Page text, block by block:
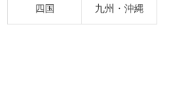
四国 九州・沖縄